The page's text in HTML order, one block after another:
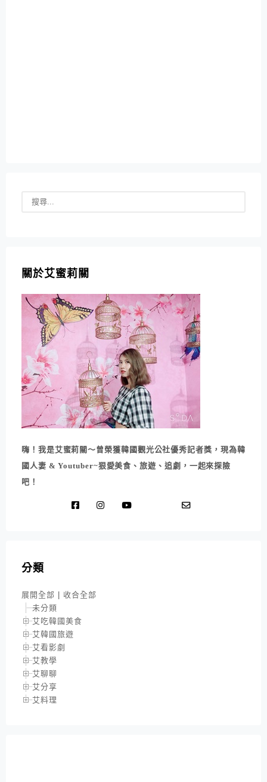
關於艾蜜莉關
嗨！我是艾蜜莉關～曾榮獲韓國觀光公社優秀記者獎，現為韓
國人妻 & Youtuber~狠愛美食、旅遊、追劇，一起來探險
吧！
分類
展開全部 | 收合全部
未分類
艾吃韓國美食
艾韓國旅遊
艾看影劇
艾教學
艾聊聊
艾分享
艾料理